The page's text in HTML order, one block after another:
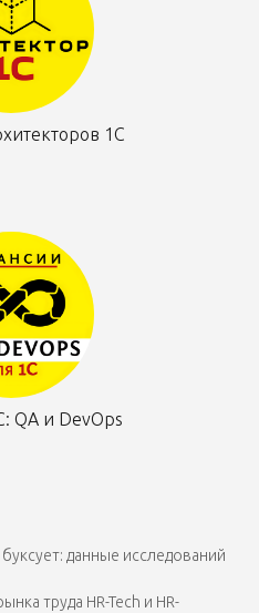
1С
QA и DevOps
данные исследований
труда HR-Tech и HR-